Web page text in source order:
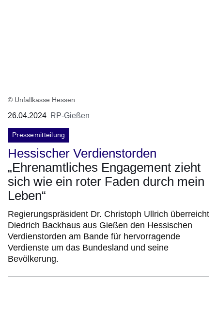
© Unfallkasse Hessen
26.04.2024 RP-Gießen
Pressemitteilung
Hessischer Verdienstorden
„Ehrenamtliches Engagement zieht
sich wie ein roter Faden durch mein
Leben“
Regierungspräsident Dr. Christoph Ullrich überreicht
Diedrich Backhaus aus Gießen den Hessischen
Verdienstorden am Bande für hervorragende
Verdienste um das Bundesland und seine
Bevölkerung.